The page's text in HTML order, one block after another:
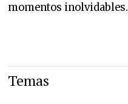
momentos inolvidables.
Temas